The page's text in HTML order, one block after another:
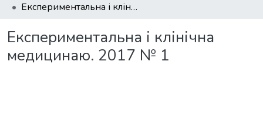
Експериментальна і клінічна медицинаю. 2017 № 1
Експериментальна і клінічна
медицинаю. 2017 № 1